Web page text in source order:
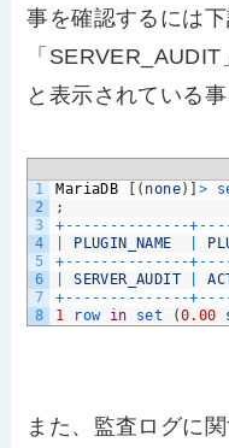
事を確認するには
「
と表示されている
1
2
3
4
5
6
7
8
MariaDB [ ( none) ] >
;
+ -- -- -- -- -- -- --+ --
PLUGIN_NAME
+ -- -- -- -- -- -- --+ --
SERVER_AUDIT
+ -- -- -- -- -- -- --+ --
1
row in set (0.00
また、監査ログに